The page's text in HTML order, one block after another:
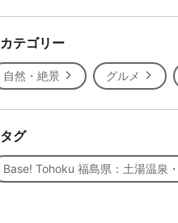
カテゴリー
自然・絶景 グルメ
タグ
Base! Tohoku 福島県：土湯温泉